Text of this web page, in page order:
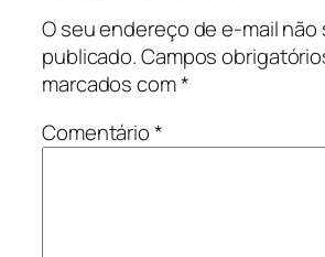
O seu endereço de e-mail não
publicado.Campos
marcados com*
Comentário*